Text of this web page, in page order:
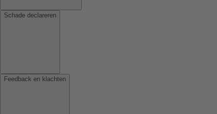
Schade declareren
Feedback en klachten